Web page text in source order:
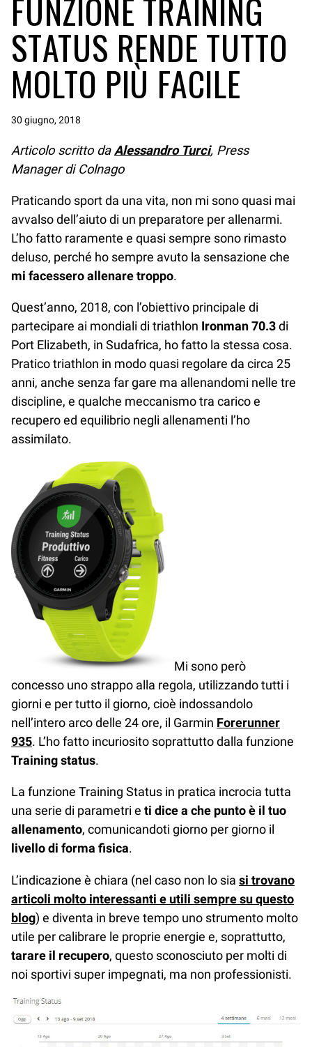
FUNZIONE TRAINING
STATUS RENDE TUTTO
MOLTO PIÙ FACILE
30 giugno, 2018
Articolo scritto da Alessandro Turci, Press
Manager di Colnago
Praticando sport da una vita, non mi sono quasi mai
avvalso dell’aiuto di un preparatore per allenarmi.
L’ho fatto raramente e quasi sempre sono rimasto
deluso, perché ho sempre avuto la sensazione che
mi facessero allenare troppo.
Quest’anno, 2018, con l’obiettivo principale di
partecipare ai mondiali di triathlon Ironman 70.3di
Port Elizabeth, in Sudafrica, ho fatto la stessa cosa.
Pratico triathlon in modo quasi regolare da circa 25
anni, anche senza far gare ma allenandomi nelle tre
discipline, e qualche meccanismo tra carico e
recupero ed equilibrio negli allenamenti l’ho
assimilato.
Mi sono però
concesso uno strappo alla regola, utilizzando tutti i
giorni e per tutto il giorno, cioè indossandolo
nell’intero arco delle 24 ore, il Garmin Forerunner
935. L’ho fatto incuriosito soprattutto dalla funzione
Training status.
La funzione Training Status in pratica incrocia tutta
una serie di parametri e ti dice a che punto è il tuo
allenamento, comunicandoti giorno per giorno il
livello di forma fisica.
L’indicazione è chiara (nel caso non lo sia si trovano
articoli molto interessanti e utili sempre su questo
blog) e diventa in breve tempo uno strumento molto
utile per calibrare le proprie energie e, soprattutto,
tarare il recupero, questo sconosciuto per molti di
noi sportivi super impegnati, ma non professionisti.